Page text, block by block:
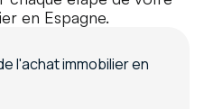
en Espagne.